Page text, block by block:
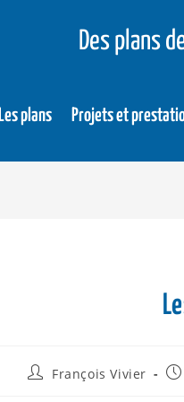
Des plans
Les plans Projets et
François Vivier